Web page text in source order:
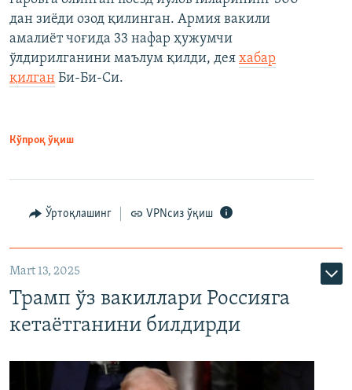
дан зиёди озод қилинган. Армия вакили
амалиёт чоғида 33 нафар ҳужумчи
ўлдирилганини маълум қилди, дея хабар
қилган Би-Би-Си.
Кўпроқ ўқиш
Ўртоқлашинг VPNсиз ўқиш
Mart 13, 2025
Трамп ўз вакиллари Россияга
кетаётганини билдирди